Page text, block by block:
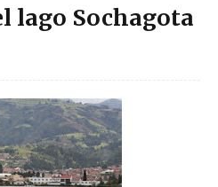
lago Sochagota